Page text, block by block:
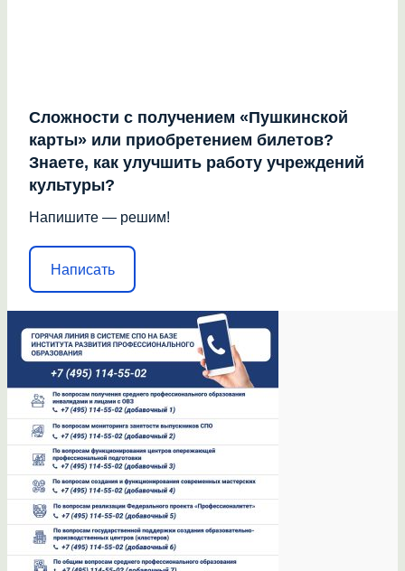
Сложности с получением «Пушкинской
карты» или приобретением билетов?
Знаете, как улучшить работу учреждений
культуры?
Напишите — решим!
Написать